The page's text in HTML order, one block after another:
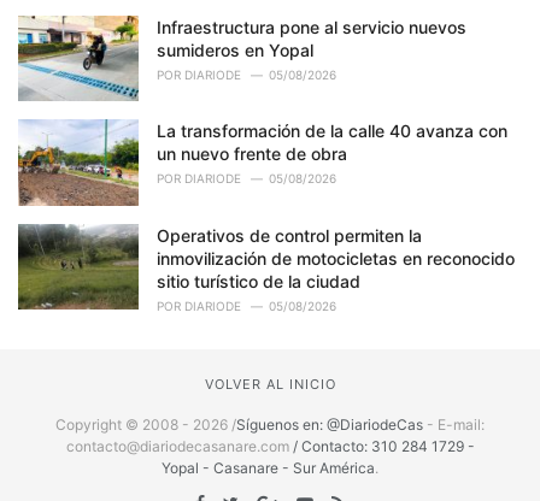
Infraestructura pone al servicio nuevos
sumideros en Yopal
POR DIARIODE 05/08/2026
La transformación de la calle 40 avanza con
un nuevo frente de obra
POR DIARIODE 05/08/2026
Operativos de control permiten la
inmovilización de motocicletas en reconocido
sitio turístico de la ciudad
POR DIARIODE 05/08/2026
VOLVER AL INICIO
Copyright © 2008 - 2026 /Síguenos en: @DiariodeCas - E-mail:
contacto@diariodecasanare.com / Contacto: 310 284 1729 -
Yopal - Casanare - Sur América.